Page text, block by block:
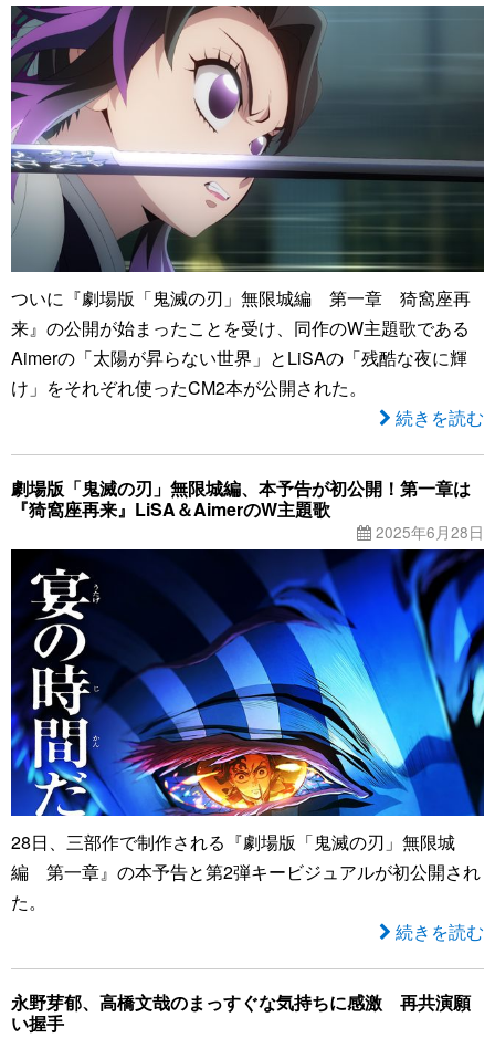
ついに『劇場版「鬼滅の刃」無限城編 第一章 猗窩座再
来』の公開が始まったことを受け、同作のW主題歌である
Aimerの「太陽が昇らない世界」とLiSAの「残酷な夜に輝
け」をそれぞれ使ったCM2本が公開された。
続きを読む
劇場版「鬼滅の刃」無限城編、本予告が初公開！第一章は
『猗窩座再来』LiSA＆AimerのW主題歌
2025年6月28日
28日、三部作で制作される『劇場版「鬼滅の刃」無限城
編 第一章』の本予告と第2弾キービジュアルが初公開され
た。
続きを読む
永野芽郁、高橋文哉のまっすぐな気持ちに感激 再共演願
い握手